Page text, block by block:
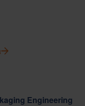
Engineering